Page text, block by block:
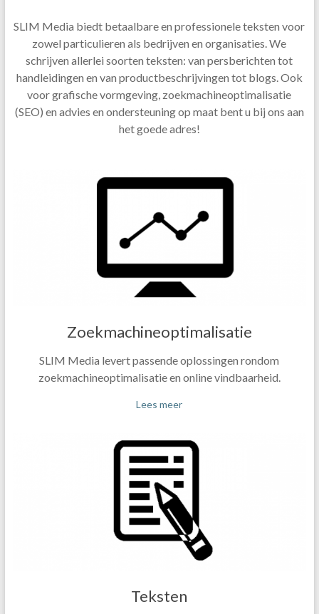
SLIM Media biedt betaalbare en professionele teksten voor
zowel particulieren als bedrijven en organisaties. We
schrijven allerlei soorten teksten: van persberichten tot
handleidingen en van productbeschrijvingen tot blogs. Ook
voor grafische vormgeving, zoekmachineoptimalisatie
(SEO) en advies en ondersteuning op maat bent u bij ons aan
het goede adres!
Zoekmachineoptimalisatie
SLIM Media levert passende oplossingen rondom
zoekmachineoptimalisatie en online vindbaarheid.
Lees meer
Teksten